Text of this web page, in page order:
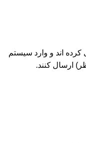
اند و وارد سیستم
ارسال کنند.